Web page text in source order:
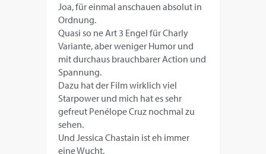
Joa, für einmal anschauen absolut in
Ordnung.
Quasi so ne Art 3 Engel für Charly
Variante, aber weniger Humor und
mit durchaus brauchbarer Action und
Spannung.
Dazu hat der Film wirklich viel
Starpower und mich hat es sehr
gefreut Penélope Cruz nochmal zu
sehen.
Und Jessica Chastain ist eh immer
eine Wucht.